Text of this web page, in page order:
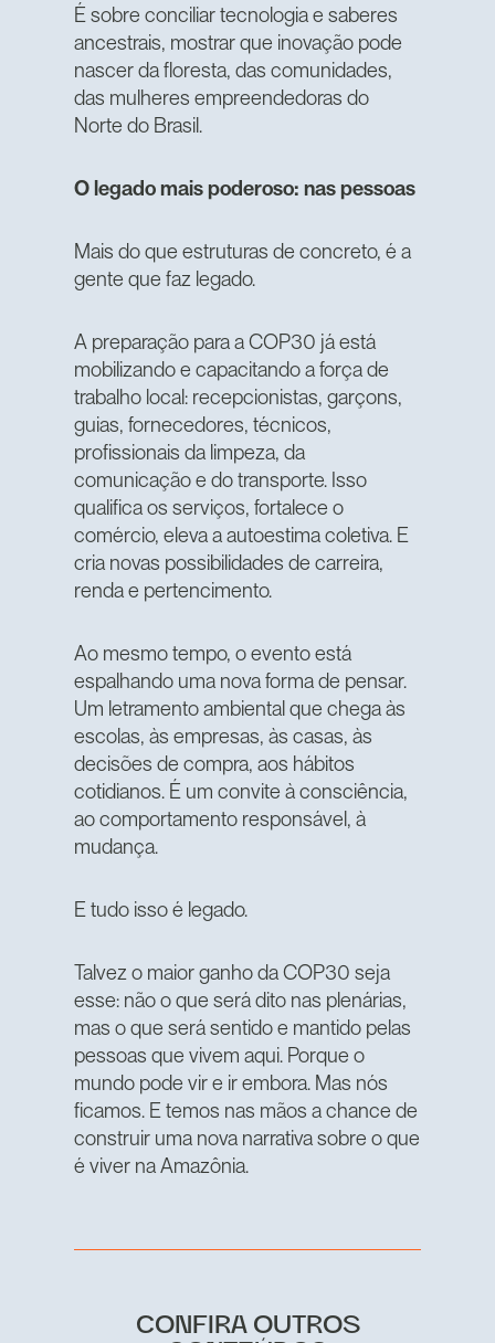
É sobre conciliar tecnologia e saberes
ancestrais, mostrar que inovação pode
nascer da floresta, das comunidades,
das mulheres empreendedoras do
Norte do Brasil.
O legado mais poderoso: nas pessoas
Mais do que estruturas de concreto, é a
gente que faz legado.
A preparação para a COP30 já está
mobilizando e capacitando a força de
trabalho local: recepcionistas, garçons,
guias, fornecedores, técnicos,
profissionais da limpeza, da
comunicação e do transporte. Isso
qualifica os serviços, fortalece o
comércio, eleva a autoestima coletiva. E
cria novas possibilidades de carreira,
renda e pertencimento.
Ao mesmo tempo, o evento está
espalhando uma nova forma de pensar.
Um letramento ambiental que chega às
escolas, às empresas, às casas, às
decisões de compra, aos hábitos
cotidianos. É um convite à consciência,
ao comportamento responsável, à
mudança.
E tudo isso é legado.
Talvez o maior ganho da COP30 seja
esse: não o que será dito nas plenárias,
mas o que será sentido e mantido pelas
pessoas que vivem aqui. Porque o
mundo pode vir e ir embora. Mas nós
ficamos. E temos nas mãos a chance de
construir uma nova narrativa sobre o que
é viver na Amazônia.
CONFIRA OUTROS